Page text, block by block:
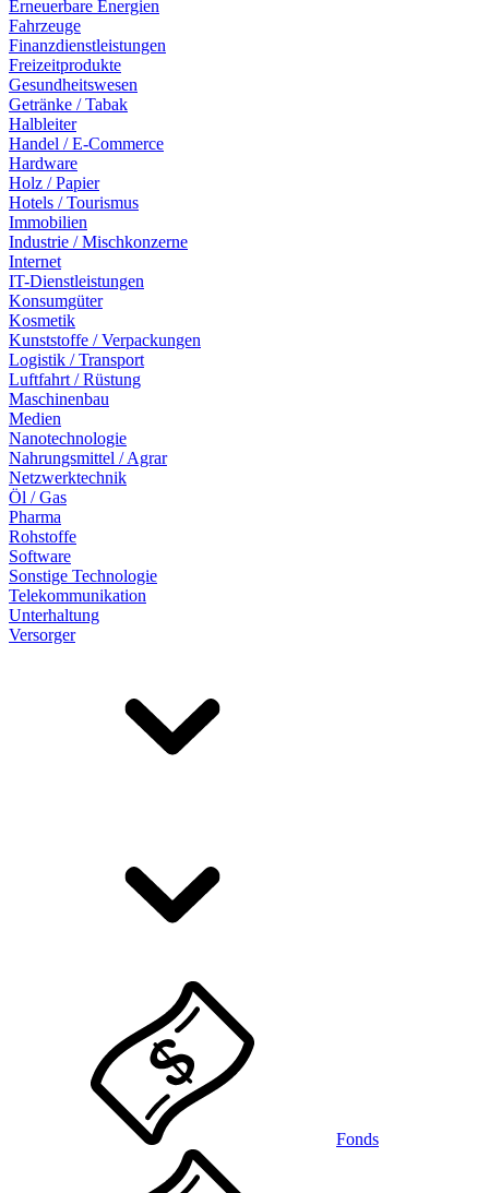
Erneuerbare Energien
Fahrzeuge
Finanzdienstleistungen
Freizeitprodukte
Gesundheitswesen
Getränke / Tabak
Halbleiter
Handel / E-Commerce
Hardware
Holz / Papier
Hotels / Tourismus
Immobilien
Industrie / Mischkonzerne
Internet
IT-Dienstleistungen
Konsumgüter
Kosmetik
Kunststoffe / Verpackungen
Logistik / Transport
Luftfahrt / Rüstung
Maschinenbau
Medien
Nanotechnologie
Nahrungsmittel / Agrar
Netzwerktechnik
Öl / Gas
Pharma
Rohstoffe
Software
Sonstige Technologie
Telekommunikation
Unterhaltung
Versorger
Fonds